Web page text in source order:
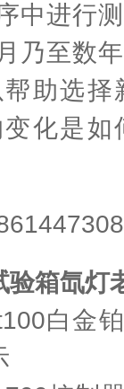
中进行
乃至数
助选
化是如
验箱氙灯
白金